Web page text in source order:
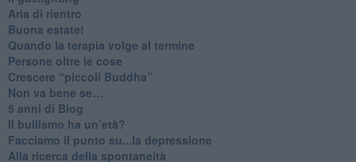
Aria di rientro
Buona estate!
​Quando la terapia volge al termine
​Persone oltre le cose
​Crescere “piccoli Buddha”
Non va bene se…
​5 anni di Blog
​Il bullismo ha un’età?
Facciamo il punto su...la depressione
​Alla ricerca della spontaneità